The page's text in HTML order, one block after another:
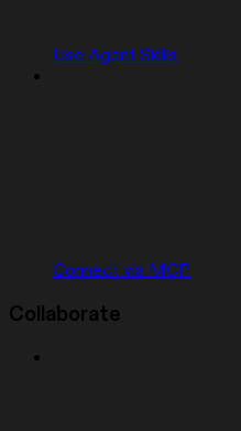
Use Agent Skills
Connect via MCP
Collaborate